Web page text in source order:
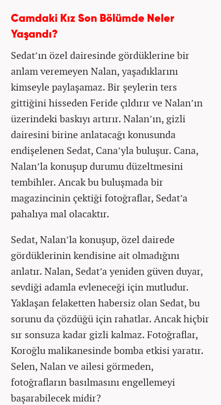
Camdaki Kız Son Bölümde Neler
Yaşandı?
Sedat’ın özel dairesinde gördüklerine bir
anlam veremeyen Nalan, yaşadıklarını
kimseyle paylaşamaz. Bir şeylerin ters
gittiğini hisseden Feride çıldırır ve Nalan’ın
üzerindeki baskıyı artırır. Nalan’ın, gizli
dairesini birine anlatacağı konusunda
endişelenen Sedat, Cana’yla buluşur. Cana,
Nalan’la konuşup durumu düzeltmesini
tembihler. Ancak bu buluşmada bir
magazincinin çektiği fotoğraflar, Sedat’a
pahalıya mal olacaktır.
Sedat, Nalan’la konuşup, özel dairede
gördüklerinin kendisine ait olmadığını
anlatır. Nalan, Sedat’a yeniden güven duyar,
sevdiği adamla evleneceği için mutludur.
Yaklaşan felaketten habersiz olan Sedat, bu
sorunu da çözdüğü için rahatlar. Ancak hiçbir
sır sonsuza kadar gizli kalmaz. Fotoğraflar,
Koroğlu malikanesinde bomba etkisi yaratır.
Selen, Nalan ve ailesi görmeden,
fotoğrafların basılmasını engellemeyi
başarabilecek midir?